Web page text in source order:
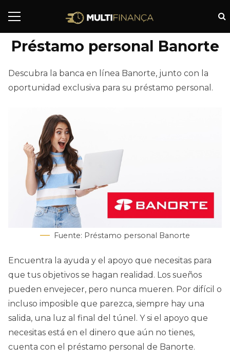
Préstamo personal Banorte
Descubra la banca en línea Banorte, junto con la
oportunidad exclusiva para su préstamo personal.
Fuente: Préstamo personal Banorte
Encuentra la ayuda y el apoyo que necesitas para
que tus objetivos se hagan realidad. Los sueños
pueden envejecer, pero nunca mueren. Por difícil o
incluso imposible que parezca, siempre hay una
salida, una luz al final del túnel. Y si el apoyo que
necesitas está en el dinero que aún no tienes,
cuenta con el préstamo personal de Banorte.